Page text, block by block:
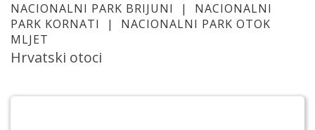
NACIONALNI PARK BRIJUNI | NACIONALNI
PARK KORNATI
| NACIONALNI PARK OTOK
MLJET
Hrvatski otoci